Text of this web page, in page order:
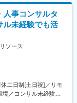
するための企画戦略／
トヨタ自動車持株会
域で自動車ローンや
ない一次情報」を特
ザイン
ム上にどう実装し、
度なコミュニケーショ
人事コンサルタ
ル未経験でも活
ソース
二日制[土日祝]／リモ
／コンサル未経験の